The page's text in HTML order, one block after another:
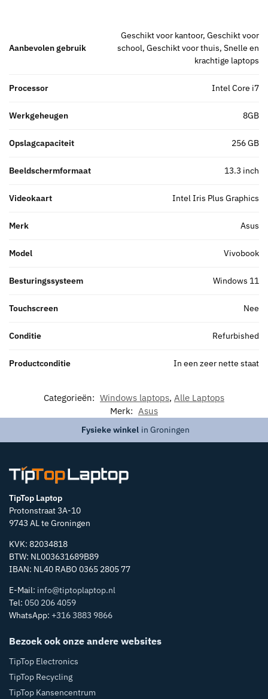
Aanbevolen gebruik
Geschikt voor kantoor, Geschikt voor
school, Geschikt voor thuis, Snelle en
krachtige laptops
Processor Intel Core i7
Werkgeheugen 8GB
Opslagcapaciteit 256 GB
Beeldschermformaat 13.3 inch
Videokaart Intel Iris Plus Graphics
Merk Asus
Model Vivobook
Besturingssysteem Windows 11
Touchscreen Nee
Conditie Refurbished
Productconditie In een zeer nette staat
Categorieën: Windows laptops, Alle Laptops
Merk: Asus
Fysieke winkel in Groningen
TipTop Laptop
Protonstraat 3A-10
9743 AL te Groningen
KVK: 82034818
BTW: NL003631689B89
IBAN: NL40 RABO 0365 2805 77
E-Mail: info@tiptoplaptop.nl
Tel: 050 206 4059
WhatsApp: +316 3883 9866
Bezoek ook onze andere websites
TipTop Electronics
TipTop Recycling
TipTop Kansencentrum